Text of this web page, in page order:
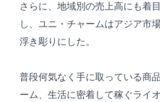
さらに、地域別の売上高にも着
し、ユニ・チャームはアジア市
浮き彫りにした。
普段何気なく手に取っている商
ーム、生活に密着して稼ぐライ